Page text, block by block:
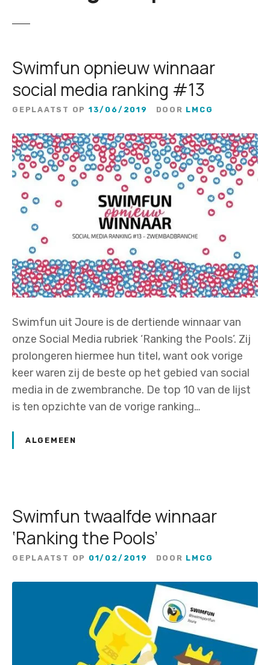
Swimfun opnieuw winnaar
social media ranking #13
GEPLAATST OP 13/06/2019 DOOR LMCG
Swimfun uit Joure is de dertiende winnaar van
onze Social Media rubriek ‘Ranking the Pools’. Zij
prolongeren hiermee hun titel, want ook vorige
keer waren zij de beste op het gebied van social
media in de zwembranche. De top 10 van de lijst
is ten opzichte van de vorige ranking…
ALGEMEEN
Swimfun twaalfde winnaar
‘Ranking the Pools’
GEPLAATST OP 01/02/2019 DOOR LMCG